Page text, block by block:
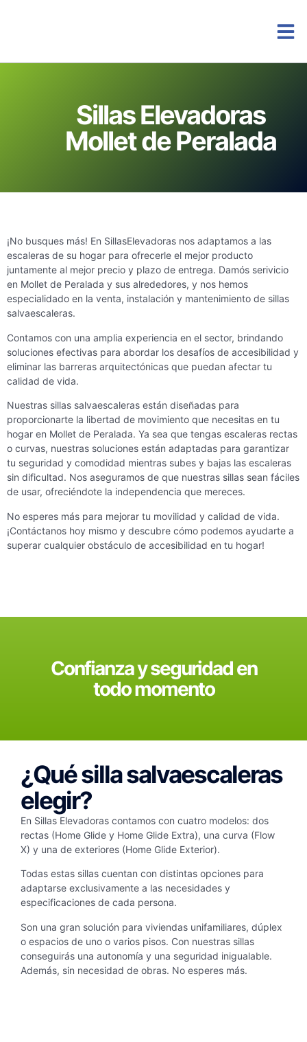
Sillas Elevadoras
Mollet de Peralada
¡No busques más! En SillasElevadoras nos adaptamos a las
escaleras de su hogar para ofrecerle el mejor producto
juntamente al mejor precio y plazo de entrega. Damós serivicio
en Mollet de Peralada y sus alrededores, y nos hemos
especialidado en la venta, instalación y mantenimiento de sillas
salvaescaleras.
Contamos con una amplia experiencia en el sector, brindando
soluciones efectivas para abordar los desafíos de accesibilidad y
eliminar las barreras arquitectónicas que puedan afectar tu
calidad de vida.
Nuestras sillas salvaescaleras están diseñadas para
proporcionarte la libertad de movimiento que necesitas en tu
hogar en Mollet de Peralada. Ya sea que tengas escaleras rectas
o curvas, nuestras soluciones están adaptadas para garantizar
tu seguridad y comodidad mientras subes y bajas las escaleras
sin dificultad. Nos aseguramos de que nuestras sillas sean fáciles
de usar, ofreciéndote la independencia que mereces.
No esperes más para mejorar tu movilidad y calidad de vida.
¡Contáctanos hoy mismo y descubre cómo podemos ayudarte a
superar cualquier obstáculo de accesibilidad en tu hogar!
Confianza y seguridad en
todo momento
¿Qué silla salvaescaleras
elegir?
En Sillas Elevadoras contamos con cuatro modelos: dos
rectas (Home Glide y Home Glide Extra), una curva (Flow
X) y una de exteriores (Home Glide Exterior).
Todas estas sillas cuentan con distintas opciones para
adaptarse exclusivamente a las necesidades y
especificaciones de cada persona.
Son una gran solución para viviendas unifamiliares, dúplex
o espacios de uno o varios pisos. Con nuestras sillas
conseguirás una autonomía y una seguridad inigualable.
Además, sin necesidad de obras. No esperes más.